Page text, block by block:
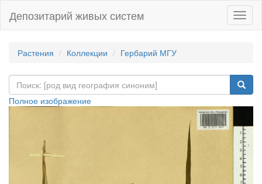
Депозитарий живых систем
Растения Коллекции Гербарий МГУ
Полное изображение